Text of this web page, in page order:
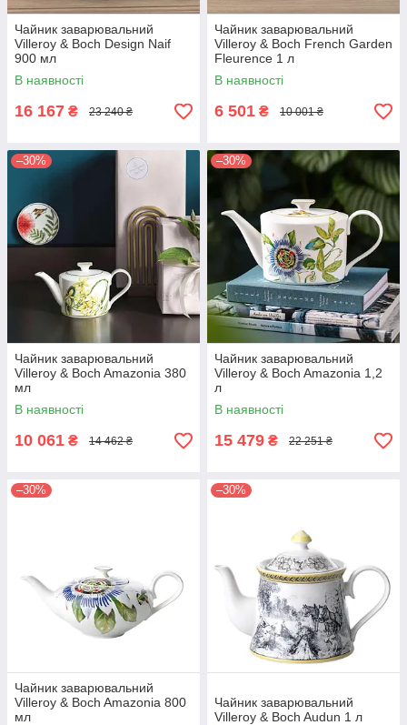
Чайник заварювальний
Villeroy & Boch Design Naif
900 мл
В наявності
16 167 ₴ 23 240 ₴
Чайник заварювальний
Villeroy & Boch French Garden
Fleurence 1 л
В наявності
6 501 ₴ 10 001 ₴
–30%
Чайник заварювальний
Villeroy & Boch Amazonia 380
мл
В наявності
10 061 ₴ 14 462 ₴
–30%
Чайник заварювальний
Villeroy & Boch Amazonia 1,2
л
В наявності
15 479 ₴ 22 251 ₴
–30%
Чайник заварювальний
Villeroy & Boch Amazonia 800
мл
–30%
Чайник заварювальний
Villeroy & Boch Audun 1 л